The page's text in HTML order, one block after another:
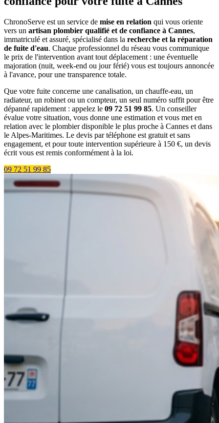
ChronoServe est un service de mise en relation qui vous oriente
vers un artisan plombier qualifié et de confiance à Cannes,
immatriculé et assuré, spécialisé dans la recherche et la réparation
de fuite d'eau. Chaque professionnel du réseau vous communique
le prix de l'intervention avant tout déplacement : une éventuelle
majoration (nuit, week-end ou jour férié) vous est toujours annoncée
à l'avance, pour une transparence totale.
Que votre fuite concerne une canalisation, un chauffe-eau, un
radiateur, un robinet ou un compteur, un seul numéro suffit pour être
dépanné rapidement : appelez le 09 72 51 99 85. Un conseiller
évalue votre situation, vous donne une estimation et vous met en
relation avec le plombier disponible le plus proche à Cannes et dans
le Alpes-Maritimes. Le devis par téléphone est gratuit et sans
engagement, et pour toute intervention supérieure à 150 €, un devis
écrit vous est remis conformément à la loi.
09 72 51 99 85